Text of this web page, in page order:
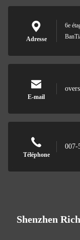
Adresse
6e
E-mail
Téléphone
007-
Shenzhen